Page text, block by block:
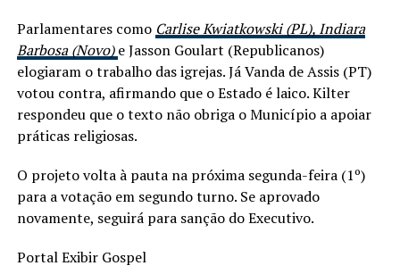
Parlamentares como Carlise Kwiatkowski (PL), Indiara
Barbosa (Novo)e Jasson Goulart (Republicanos)
elogiaram o trabalho das igrejas. Já Vanda de Assis (PT)
votou contra, afirmando que o Estado é laico. Kilter
respondeu que o texto não obriga o Município a apoiar
práticas religiosas.
O projeto volta à pauta na próxima segunda-feira (1º)
para a votação em segundo turno. Se aprovado
novamente, seguirá para sanção do Executivo.
Portal Exibir Gospel